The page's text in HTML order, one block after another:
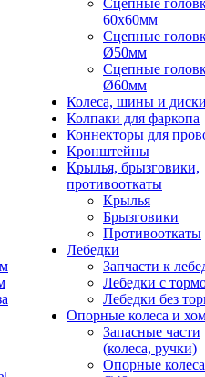
Сцепные
60x60мм
Сцепные
Ø50мм
Сцепные
Ø60мм
Колеса, шины и
Колпаки для фаркопа
Коннекторы для
Кронштейны
Крылья, брызговики,
противооткаты
Крылья
Брызговики
Противооткаты
Лебедки
Запчасти к
Лебедки с
Лебедки без
Опорные колеса и
Запасные части
(колеса, ручки)
Опорные колеса